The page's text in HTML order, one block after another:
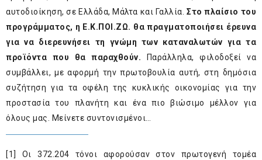
αυτοδιοίκηση, σε Ελλάδα, Μάλτα και Γαλλία. Στο πλαίσιο του
προγράμματος, η Ε.Κ.ΠΟΙ.ΖΩ. θα πραγματοποιήσει έρευνα
για να διερευνήσει τη γνώμη των καταναλωτών για τα
προϊόντα που θα παραχθούν. Παράλληλα, φιλοδοξεί να
συμβάλλει, με αφορμή την πρωτοβουλία αυτή, στη δημόσια
συζήτηση για τα οφέλη της κυκλικής οικονομίας για την
προστασία του πλανήτη και ένα πιο βιώσιμο μέλλον για
όλους μας. Μείνετε συντονισμένοι…
[1]
Oι 372.204 τόνοι αφορούσαν στον πρωτογενή τομέα